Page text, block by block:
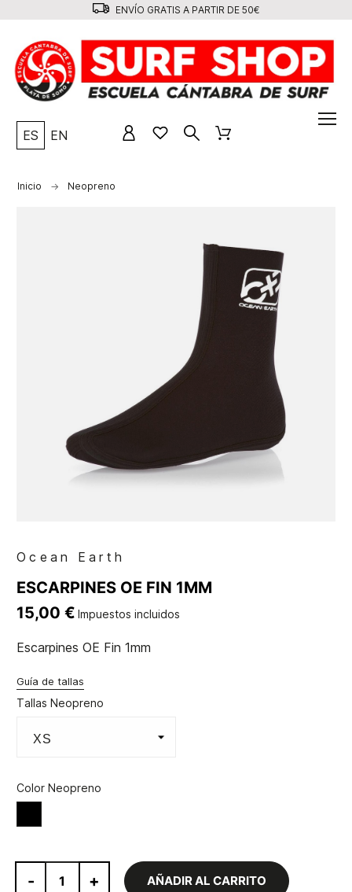
ENVÍO GRATIS A PARTIR DE 50€
ES EN
Inicio Neopreno
Ocean Earth
ESCARPINES OE FIN 1MM
15,00 € Impuestos incluidos
Escarpines OE Fin 1mm
Guía de tallas
Tallas Neopreno
Color Neopreno
- + AÑADIR AL CARRITO